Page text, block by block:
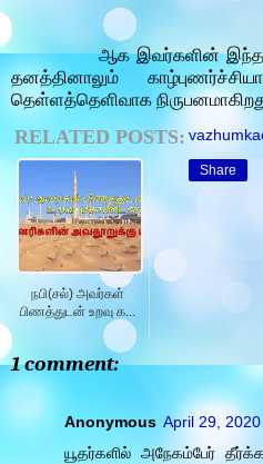
ஆக இவர்களின் இந்த
தனத்தினாலும்
தெள்ளத்தெளிவாக
RELATED POSTS:
நபி(சல்) அவர்கள்
பிணத்துடன் உறவு க...
Share
1 comment:
Anonymous April 29,
யூதர்களில் அநேகம்பேர்